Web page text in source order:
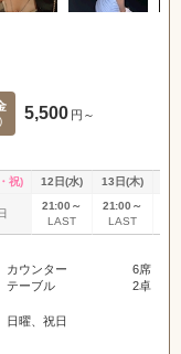
5,500 円～
祝) 12日(水) 13日(木)
21:00～
LAST
21:00～
LAST
カウンター
6席
テーブル
2卓
日曜、祝日